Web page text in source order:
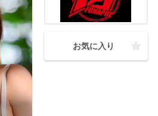
お気に入り